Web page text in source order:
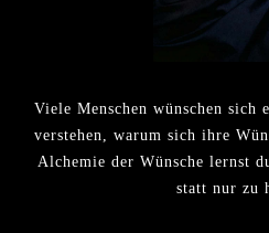
Viele Menschen wünschen sich
verstehen, warum sich ihre
Alchemie der Wünsche lernst
statt nur zu